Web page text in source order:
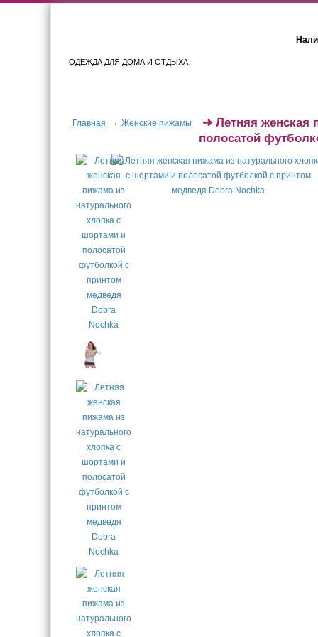
ОДЕЖДА ДЛЯ ДОМА И ОТДЫХА
Главная → Женские пижамы ➜ Летняя женская
полосатой